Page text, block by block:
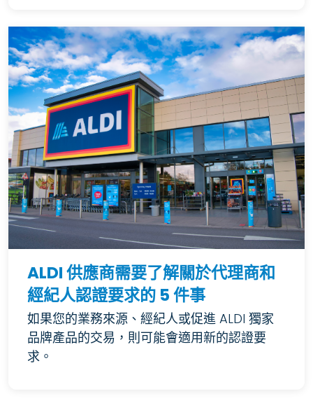
ALDI 供應商需要了解關於代理商和
經紀人認證要求的 5 件事
如果您的業務來源、經紀人或促進 ALDI 獨家
品牌產品的交易，則可能會適用新的認證要
求。